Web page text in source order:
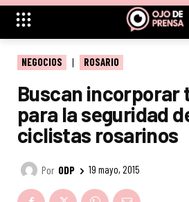
NEGOCIOS ROSARIO
Buscan incorporar
para la seguridad
ciclistas rosarinos
Por ODP 19 mayo, 2015